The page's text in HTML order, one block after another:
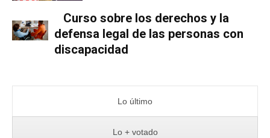
Curso sobre los derechos y la
defensa legal de las personas con
discapacidad
Lo último
Lo + votado